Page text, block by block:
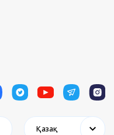
1 1 1 1
Қазақ